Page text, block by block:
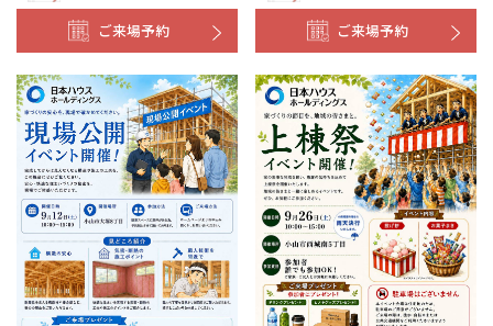
ご来場予約 ご来場予約